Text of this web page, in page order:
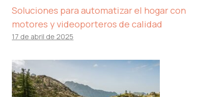
Soluciones para automatizar el hogar con
motores y videoporteros de calidad
17 de abril de 2025